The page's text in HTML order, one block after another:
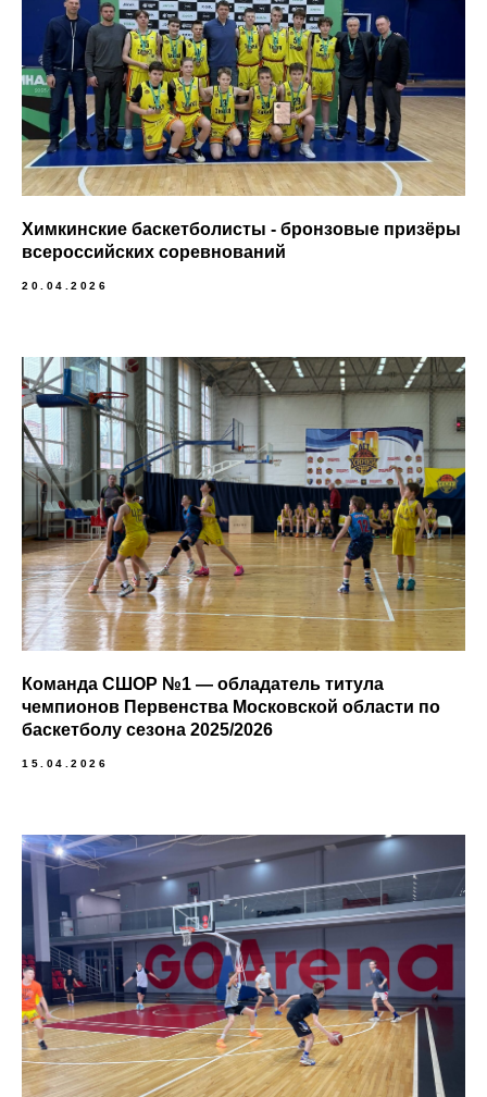
Химкинские баскетболисты - бронзовые призёры
всероссийских соревнований
20.04.2026
Команда СШОР №1 — обладатель титула
чемпионов Первенства Московской области по
баскетболу сезона 2025/2026
15.04.2026